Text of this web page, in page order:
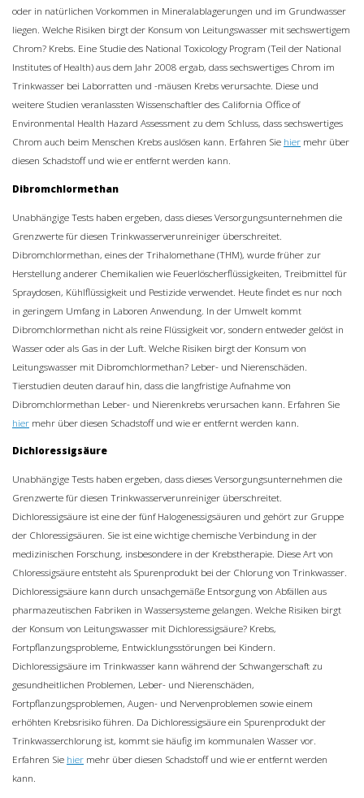
oder in natürlichen Vorkommen in Mineralablagerungen und im Grundwasser
liegen. Welche Risiken birgt der Konsum von Leitungswasser mit sechswertigem
Chrom? Krebs. Eine Studie des National Toxicology Program (Teil der National
Institutes of Health) aus dem Jahr 2008 ergab, dass sechswertiges Chrom im
Trinkwasser bei Laborratten und -mäusen Krebs verursachte. Diese und
weitere Studien veranlassten Wissenschaftler des California Office of
Environmental Health Hazard Assessment zu dem Schluss, dass sechswertiges
Chrom auch beim Menschen Krebs auslösen kann. Erfahren Sie hier mehr über
diesen Schadstoff und wie er entfernt werden kann.
Dibromchlormethan
Unabhängige Tests haben ergeben, dass dieses Versorgungsunternehmen die
Grenzwerte für diesen Trinkwasserverunreiniger überschreitet.
Dibromchlormethan, eines der Trihalomethane (THM), wurde früher zur
Herstellung anderer Chemikalien wie Feuerlöscherflüssigkeiten, Treibmittel für
Spraydosen, Kühlflüssigkeit und Pestizide verwendet. Heute findet es nur noch
in geringem Umfang in Laboren Anwendung. In der Umwelt kommt
Dibromchlormethan nicht als reine Flüssigkeit vor, sondern entweder gelöst in
Wasser oder als Gas in der Luft. Welche Risiken birgt der Konsum von
Leitungswasser mit Dibromchlormethan? Leber- und Nierenschäden.
Tierstudien deuten darauf hin, dass die langfristige Aufnahme von
Dibromchlormethan Leber- und Nierenkrebs verursachen kann. Erfahren Sie
hier mehr über diesen Schadstoff und wie er entfernt werden kann.
Dichloressigsäure
Unabhängige Tests haben ergeben, dass dieses Versorgungsunternehmen die
Grenzwerte für diesen Trinkwasserverunreiniger überschreitet.
Dichloressigsäure ist eine der fünf Halogenessigsäuren und gehört zur Gruppe
der Chloressigsäuren. Sie ist eine wichtige chemische Verbindung in der
medizinischen Forschung, insbesondere in der Krebstherapie. Diese Art von
Chloressigsäure entsteht als Spurenprodukt bei der Chlorung von Trinkwasser.
Dichloressigsäure kann durch unsachgemäße Entsorgung von Abfällen aus
pharmazeutischen Fabriken in Wassersysteme gelangen. Welche Risiken birgt
der Konsum von Leitungswasser mit Dichloressigsäure? Krebs,
Fortpflanzungsprobleme, Entwicklungsstörungen bei Kindern.
Dichloressigsäure im Trinkwasser kann während der Schwangerschaft zu
gesundheitlichen Problemen, Leber- und Nierenschäden,
Fortpflanzungsproblemen, Augen- und Nervenproblemen sowie einem
erhöhten Krebsrisiko führen. Da Dichloressigsäure ein Spurenprodukt der
Trinkwasserchlorung ist, kommt sie häufig im kommunalen Wasser vor.
Erfahren Sie hier mehr über diesen Schadstoff und wie er entfernt werden
kann.